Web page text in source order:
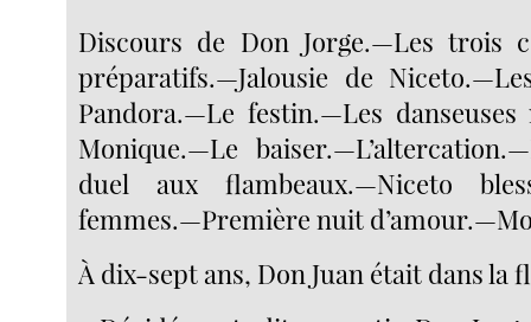
Discours de Don Jorge.—Les trois
préparatifs.—Jalousie de
Pandora.—Le festin.—Les
Monique.—Le
duel aux flambeaux.—Niceto
femmes.—Première nuit
À dix-sept ans, Don Juan était dans la